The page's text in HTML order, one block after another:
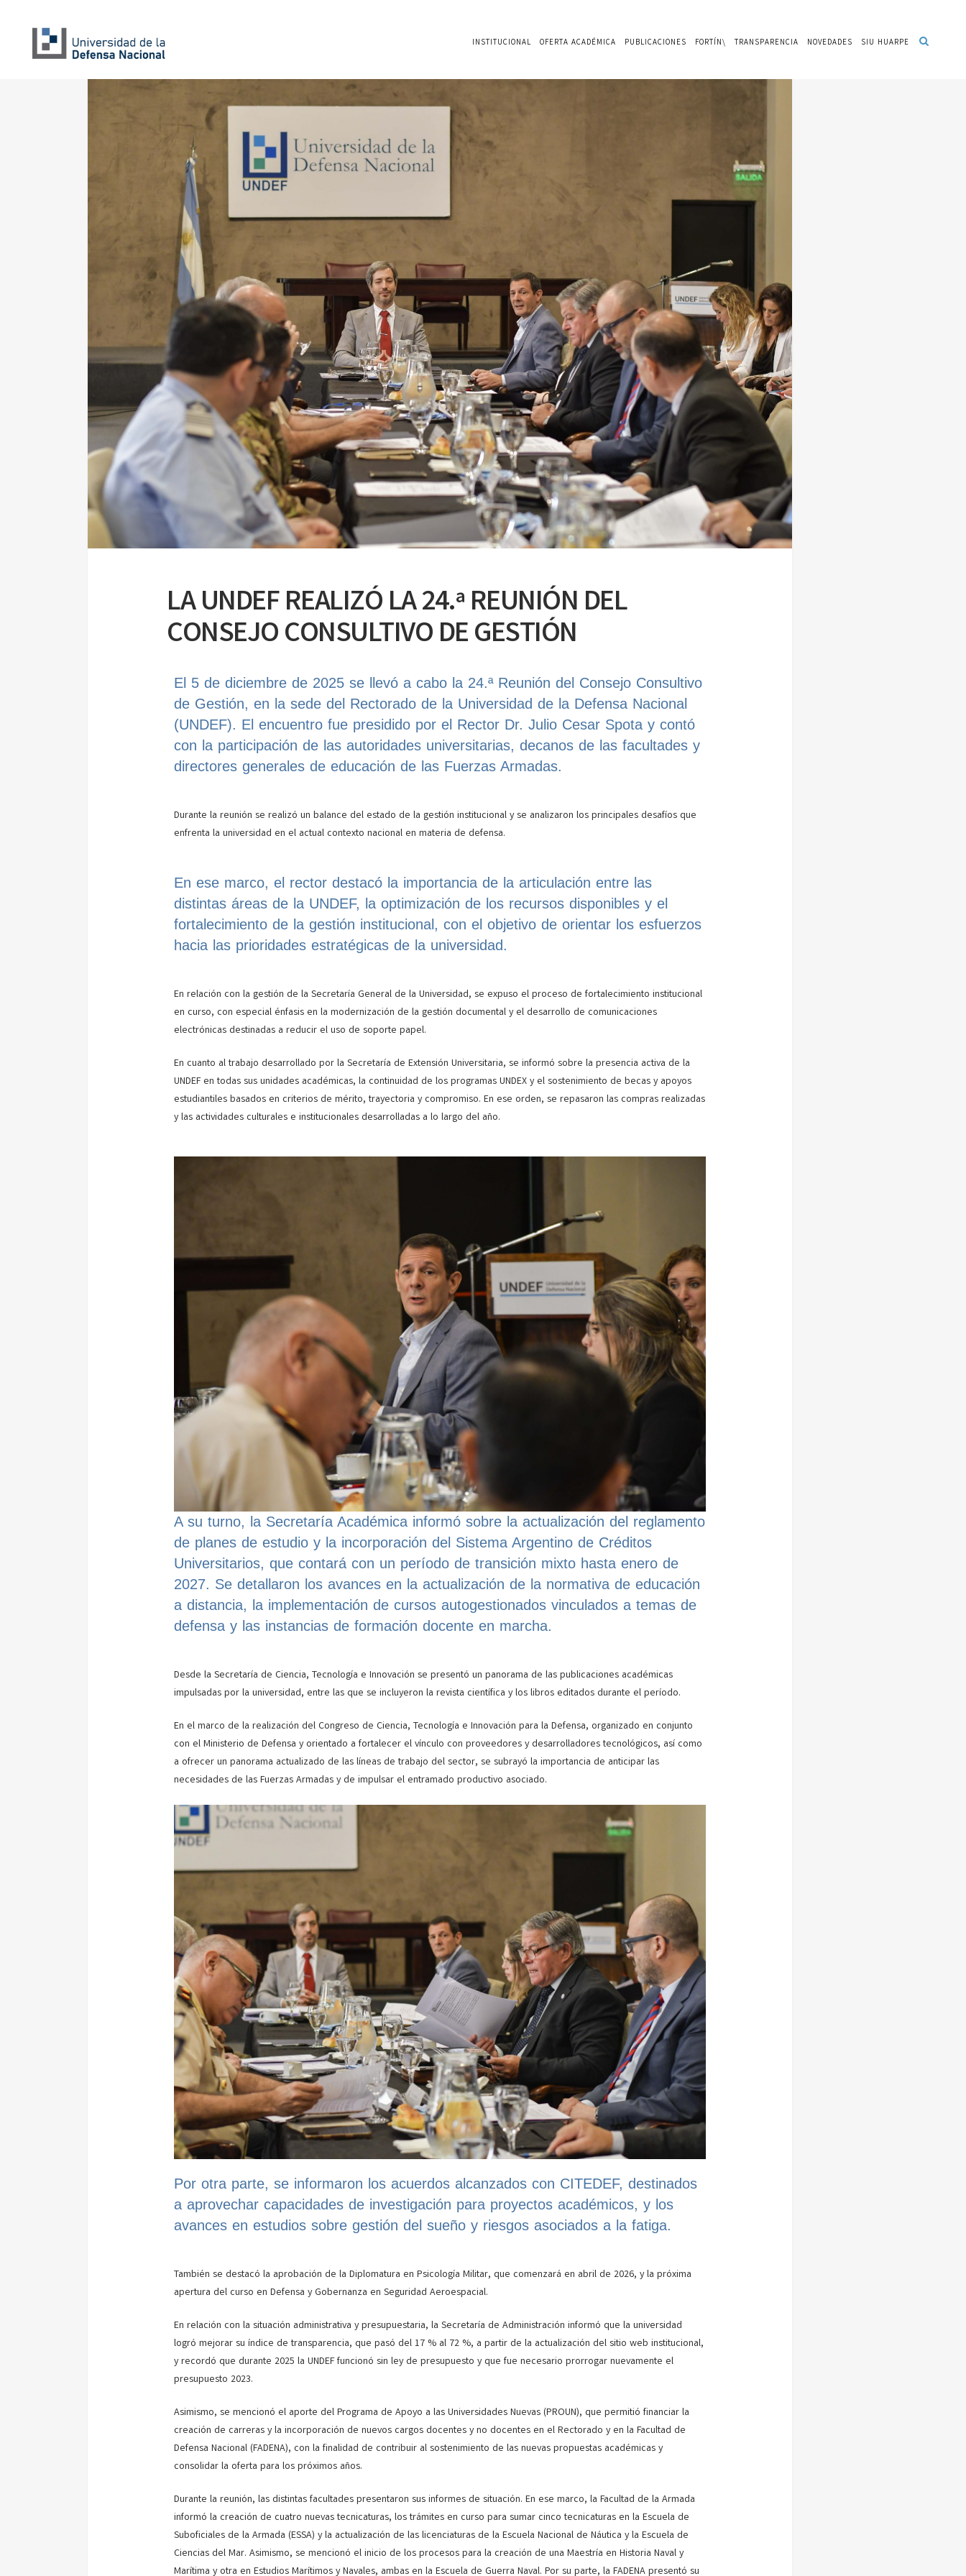
INSTITUCIONAL OFERTA ACADÉMICA PUBLICACIONES FORTÍN\ TRANSPARENCIA NOVEDADES SIU HUARPE
LA UNDEF REALIZÓ LA 24.ª REUNIÓN DEL
CONSEJO CONSULTIVO DE GESTIÓN
El 5 de diciembre de 2025 se llevó a cabo la 24.ª Reunión del Consejo Consultivo
de Gestión, en la sede del Rectorado de la Universidad de la Defensa Nacional
(UNDEF). El encuentro fue presidido por el Rector Dr. Julio Cesar Spota y contó
con la participación de las autoridades universitarias, decanos de las facultades y
directores generales de educación de las Fuerzas Armadas.
Durante la reunión se realizó un balance del estado de la gestión institucional y se analizaron los principales desafíos que
enfrenta la universidad en el actual contexto nacional en materia de defensa.
En ese marco, el rector destacó la importancia de la articulación entre las
distintas áreas de la UNDEF, la optimización de los recursos disponibles y el
fortalecimiento de la gestión institucional, con el objetivo de orientar los esfuerzos
hacia las prioridades estratégicas de la universidad.
En relación con la gestión de la Secretaría General de la Universidad, se expuso el proceso de fortalecimiento institucional
en curso, con especial énfasis en la modernización de la gestión documental y el desarrollo de comunicaciones
electrónicas destinadas a reducir el uso de soporte papel.
En cuanto al trabajo desarrollado por la Secretaría de Extensión Universitaria, se informó sobre la presencia activa de la
UNDEF en todas sus unidades académicas, la continuidad de los programas UNDEX y el sostenimiento de becas y apoyos
estudiantiles basados en criterios de mérito, trayectoria y compromiso. En ese orden, se repasaron las compras realizadas
y las actividades culturales e institucionales desarrolladas a lo largo del año.
A su turno, la Secretaría Académica informó sobre la actualización del reglamento
de planes de estudio y la incorporación del Sistema Argentino de Créditos
Universitarios, que contará con un período de transición mixto hasta enero de
2027. Se detallaron los avances en la actualización de la normativa de educación
a distancia, la implementación de cursos autogestionados vinculados a temas de
defensa y las instancias de formación docente en marcha.
Desde la Secretaría de Ciencia, Tecnología e Innovación se presentó un panorama de las publicaciones académicas
impulsadas por la universidad, entre las que se incluyeron la revista científica y los libros editados durante el período.
En el marco de la realización del Congreso de Ciencia, Tecnología e Innovación para la Defensa, organizado en conjunto
con el Ministerio de Defensa y orientado a fortalecer el vínculo con proveedores y desarrolladores tecnológicos, así como
a ofrecer un panorama actualizado de las líneas de trabajo del sector, se subrayó la importancia de anticipar las
necesidades de las Fuerzas Armadas y de impulsar el entramado productivo asociado.
Por otra parte, se informaron los acuerdos alcanzados con CITEDEF, destinados
a aprovechar capacidades de investigación para proyectos académicos, y los
avances en estudios sobre gestión del sueño y riesgos asociados a la fatiga.
También se destacó la aprobación de la Diplomatura en Psicología Militar, que comenzará en abril de 2026, y la próxima
apertura del curso en Defensa y Gobernanza en Seguridad Aeroespacial.
En relación con la situación administrativa y presupuestaria, la Secretaría de Administración informó que la universidad
logró mejorar su índice de transparencia, que pasó del 17 % al 72 %, a partir de la actualización del sitio web institucional,
y recordó que durante 2025 la UNDEF funcionó sin ley de presupuesto y que fue necesario prorrogar nuevamente el
presupuesto 2023.
Asimismo, se mencionó el aporte del Programa de Apoyo a las Universidades Nuevas (PROUN), que permitió financiar la
creación de carreras y la incorporación de nuevos cargos docentes y no docentes en el Rectorado y en la Facultad de
Defensa Nacional (FADENA), con la finalidad de contribuir al sostenimiento de las nuevas propuestas académicas y
consolidar la oferta para los próximos años.
Durante la reunión, las distintas facultades presentaron sus informes de situación. En ese marco, la Facultad de la Armada
informó la creación de cuatro nuevas tecnicaturas, los trámites en curso para sumar cinco tecnicaturas en la Escuela de
Suboficiales de la Armada (ESSA) y la actualización de las licenciaturas de la Escuela Nacional de Náutica y la Escuela de
Ciencias del Mar. Asimismo, se mencionó el inicio de los procesos para la creación de una Maestría en Historia Naval y
Marítima y otra en Estudios Marítimos y Navales, ambas en la Escuela de Guerra Naval. Por su parte, la FADENA presentó su